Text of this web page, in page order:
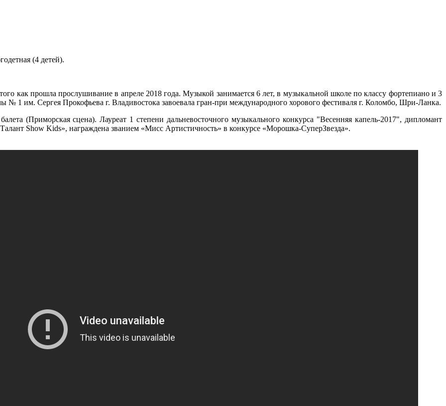
(4 детей).
как прошла прослушивание в апреле 2018 года. Музыкой занимается 6 лет, в музыкальной школе по классу фортепиано и 3
№ 1 им. Сергея Прокофьева г. Владивостока завоевала гран-при международного хорового фестиваля г. Коломбо, Шри-Ланка.
(Приморская сцена). Лауреат 1 степени дальневосточного музыкального конкурса "Весенняя капель-2017", дипломант
Show Kids», награждена званием «Мисс Артистичность» в конкурсе «Морошка-СуперЗвезда».